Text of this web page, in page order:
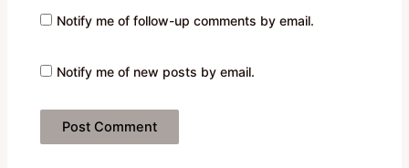
Notify me of follow-up comments by email.
Notify me of new posts by email.